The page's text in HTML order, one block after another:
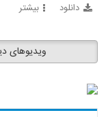
دانلود بیشتر
ویدیوهای